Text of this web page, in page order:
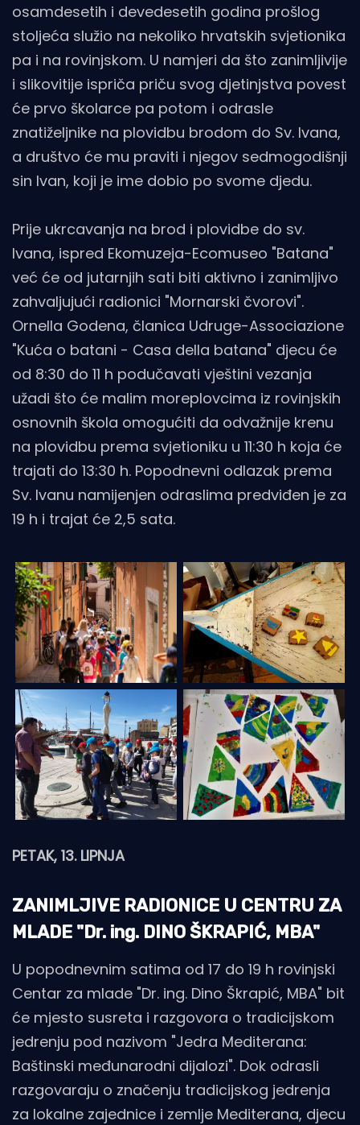
osamdesetih i devedesetih godina prošlog
stoljeća služio na nekoliko hrvatskih svjetionika
pa i na rovinjskom. U namjeri da što zanimljivije
i slikovitije ispriča priču svog djetinjstva povest
će prvo školarce pa potom i odrasle
znatiželjnike na plovidbu brodom do Sv. Ivana,
a društvo će mu praviti i njegov sedmogodišnji
sin Ivan, koji je ime dobio po svome djedu.
Prije ukrcavanja na brod i plovidbe do sv.
Ivana, ispred Ekomuzeja-Ecomuseo "Batana"
već će od jutarnjih sati biti aktivno i zanimljivo
zahvaljujući radionici "Mornarski čvorovi".
Ornella Godena, članica Udruge-Associazione
"Kuća o batani - Casa della batana" djecu će
od 8:30 do 11 h podučavati vještini vezanja
užadi što će malim moreplovcima iz rovinjskih
osnovnih škola omogućiti da odvažnije krenu
na plovidbu prema svjetioniku u 11:30 h koja će
trajati do 13:30 h. Popodnevni odlazak prema
Sv. Ivanu namijenjen odraslima predviđen je za
19 h i trajat će 2,5 sata.
PETAK, 13. LIPNJA
ZANIMLJIVE RADIONICE U CENTRU ZA
MLADE "Dr. ing. DINO ŠKRAPIĆ, MBA"
U popodnevnim satima od 17 do 19 h rovinjski
Centar za mlade "Dr. ing. Dino Škrapić, MBA" bit
će mjesto susreta i razgovora o tradicijskom
jedrenju pod nazivom "Jedra Mediterana:
Baštinski međunarodni dijalozi". Dok odrasli
razgovaraju o značenju tradicijskog jedrenja
za lokalne zajednice i zemlje Mediterana, djecu